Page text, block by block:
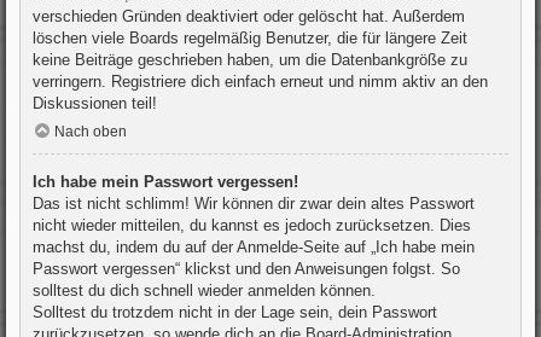
verschieden Gründen deaktiviert oder gelöscht hat. Außerdem
löschen viele Boards regelmäßig Benutzer, die für längere Zeit
keine Beiträge geschrieben haben, um die Datenbankgröße zu
verringern. Registriere dich einfach erneut und nimm aktiv an den
Diskussionen teil!
Nach oben
Ich habe mein Passwort vergessen!
Das ist nicht schlimm! Wir können dir zwar dein altes Passwort
nicht wieder mitteilen, du kannst es jedoch zurücksetzen. Dies
machst du, indem du auf der Anmelde-Seite auf „Ich habe mein
Passwort vergessen“ klickst und den Anweisungen folgst. So
solltest du dich schnell wieder anmelden können.
Solltest du trotzdem nicht in der Lage sein, dein Passwort